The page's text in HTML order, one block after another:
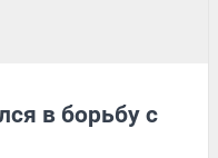
в борьбу с